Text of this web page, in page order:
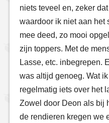
niets teveel en, zeker
waardoor ik niet aan het
mee deed, zo mooi
zijn toppers. Met de
Lasse, etc. inbegrepen.
was altijd genoeg. Wat
regelmatig iets over het
Zowel door Deon als bij
de rendieren kregen we